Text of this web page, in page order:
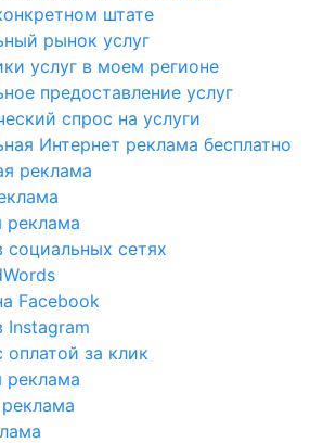
штате
рынок услуг
услуг в моем регионе
предоставление услуг
спрос на услуги
Интернет реклама бесплатно
реклама
реклама
социальных сетях
Facebook
Instagram
оплатой за клик
реклама